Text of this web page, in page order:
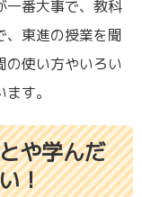
一番大事で、教科
、東進の授業を聞
の使い方やいろい
す。
や学んだ
！